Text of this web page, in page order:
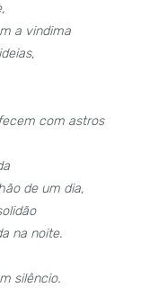
a vindima
com astros
de um dia,
na noite.
silêncio.